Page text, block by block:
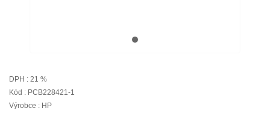
DPH : 21 %
Kód : PCB228421-1
Výrobce : HP